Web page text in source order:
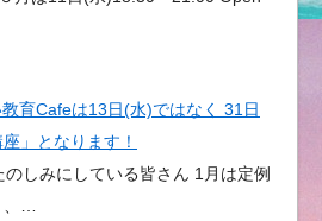
育Cafeは13日(水)ではなく 31日
」となります！
しみにしている皆さん 1月は定例
…